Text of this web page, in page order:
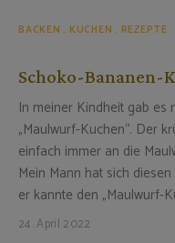
BACKEN KUCHEN REZEPTE
Schoko-Bananen-
In meiner Kindheit gab es
„Maulwurf-Kuchen“. Der
einfach immer an die
Mein Mann hat sich
er kannte den „Maulwurf-
24. April 2022